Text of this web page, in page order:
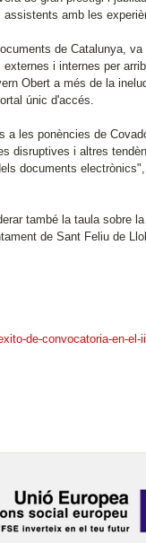
amb les
de Catalunya,
i internes per
Obert a més de la
únic d'accés.
les ponències de
disruptives i altres
documents
també la taula sobre
de Sant Feliu de
de-convocatoria-en-el-